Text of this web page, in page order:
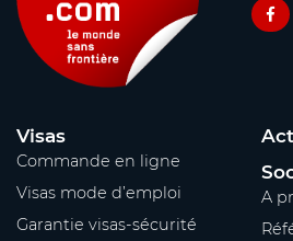
Visas
Commande en ligne
Visas mode d’emploi
Garantie visas-sécurité
A